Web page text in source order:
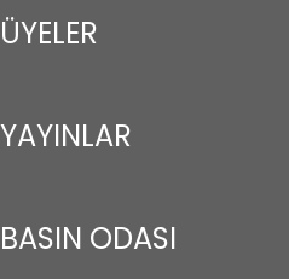
ÜYELER
YAYINLAR
BASIN ODASI